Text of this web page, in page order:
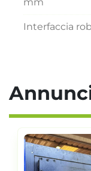
Interfaccia